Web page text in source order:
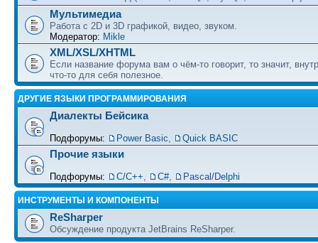
Мультимедиа
Работа с 2D и 3D графикой, видео, звуком.
Модератор: Mikle
XML/XSL/XHTML
Если название форума вам о чём-то говорит, то значит,
что-то для себя полезное.
ДРУГИЕ ЯЗЫКИ ПРОГРАММИРОВАНИЯ
Диалекты Бейсика
Подфорумы: Power Basic, Quick BASIC
Прочие языки
Подфорумы: С/С++, C#, Pascal/Delphi
ИНСТРУМЕНТЫ И КОМПОНЕНТЫ
ReSharper
Обсуждение продукта JetBrains ReSharper.